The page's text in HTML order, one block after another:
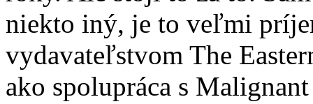
niekto iný, je to veľmi
vydavateľstvom The
ako spolupráca s